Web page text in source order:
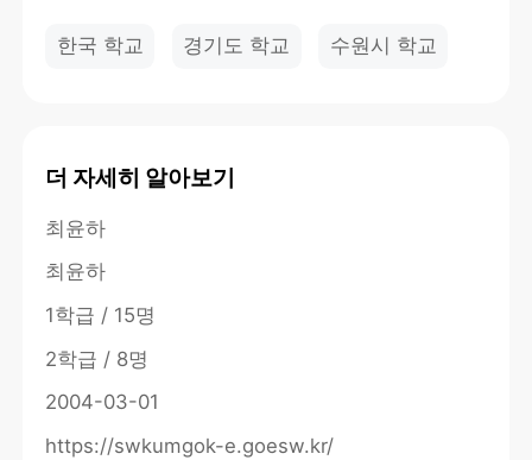
한국 학교 경기도 학교 수원시 학교
더 자세히 알아보기
최윤하
최윤하
1학급 / 15명
2학급 / 8명
2004-03-01
https://swkumgok-e.goesw.kr/